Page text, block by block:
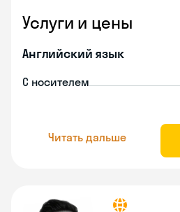
Услуги и цены
Английский язык
С носителем
Читать дальше